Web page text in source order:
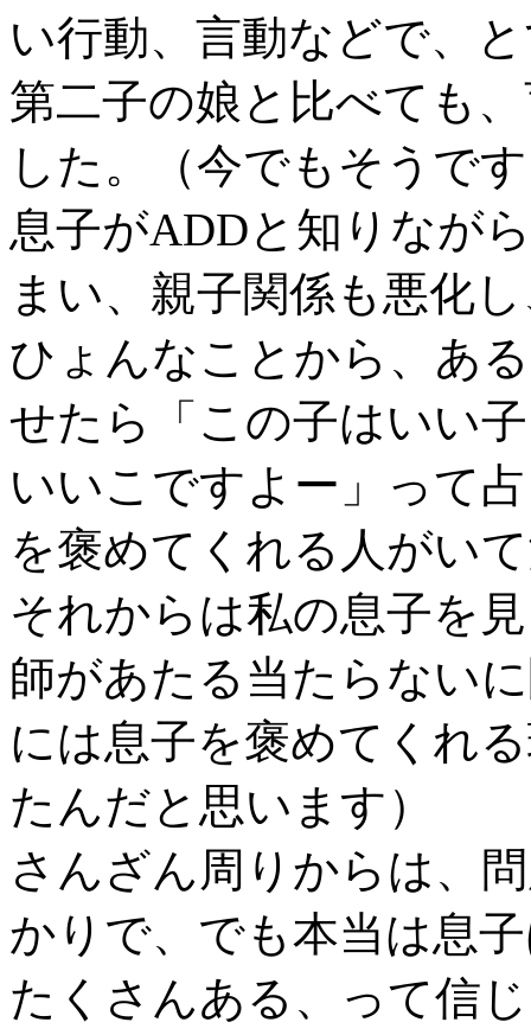
い行動、言動などで、
第二子の娘と比べても
した。（今でもそうで
息子がADDと知りなが
まい、親子関係も悪化
ひょんなことから、あ
せたら「この子はいい
いいこですよー」って
を褒めてくれる人がい
それからは私の息子を
師があたる当たらない
には息子を褒めてくれ
たんだと思います）
さんざん周りからは、
かりで、でも本当は息
たくさんある、って信